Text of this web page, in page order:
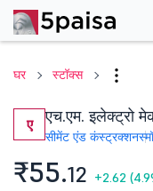
घर स्टॉक्स
ए एच.एम. इलेक्ट्रो
सीमेंट एंड कंस्ट्रक्शन
₹55.12 +2.62
परफॉर्मेंसफाइनेंशियल्स